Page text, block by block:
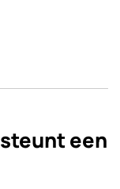
een